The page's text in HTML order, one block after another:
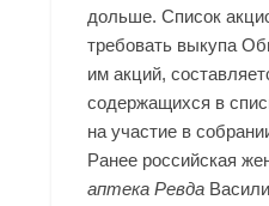
дольше. Список
требовать выкупа
им акций,
содержащихся в
на участие в
Ранее российская
аптека Ревда